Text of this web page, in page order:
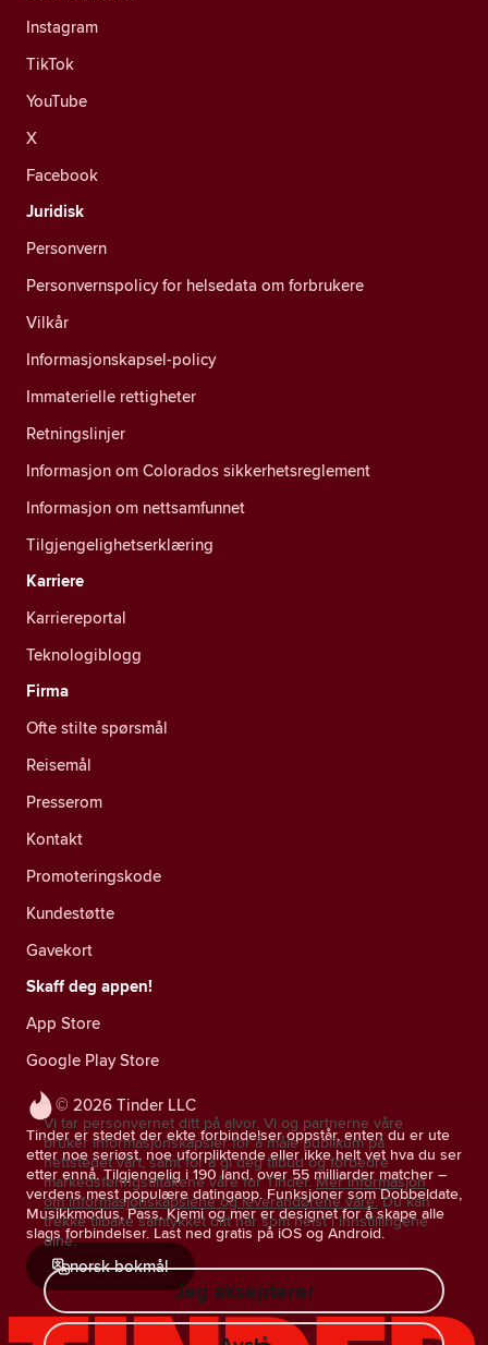
© 2026 Tinder LLC
Tinder er stedet der ekte forbindelser oppstår, enten du er ute
etter noe seriøst, noe uforpliktende eller ikke helt vet hva du ser
etter ennå. Tilgjengelig i 190 land, over 55 milliarder matcher –
verdens mest populære datingapp. Funksjoner som Dobbeldate,
Musikkmodus, Pass, Kjemi og mer er designet for å skape alle
slags forbindelser. Last ned gratis på iOS og Android.
norsk bokmål
Instagram
TikTok
YouTube
X
Facebook
Juridisk
Personvern
Personvernspolicy for helsedata om forbrukere
Vilkår
Informasjonskapsel-policy
Immaterielle rettigheter
Retningslinjer
Informasjon om Colorados sikkerhetsreglement
Informasjon om nettsamfunnet
Tilgjengelighetserklæring
Karriere
Karriereportal
Teknologiblogg
Firma
Ofte stilte spørsmål
Reisemål
Presserom
Kontakt
Promoteringskode
Kundestøtte
Gavekort
Skaff deg appen!
App Store
Google Play Store
Vi tar personvernet ditt på alvor. Vi og partnerne våre
bruker informasjonskapsler for å måle publikum på
nettstedet vårt, samt for å gi deg tilbud og forbedre
markedsføringstiltakene våre for Tinder. Mer informasjon
om informasjonskapslene og leverandørene våre. Du kan
trekke tilbake samtykket ditt når som helst i innstillingene
dine.
Jeg aksepterer